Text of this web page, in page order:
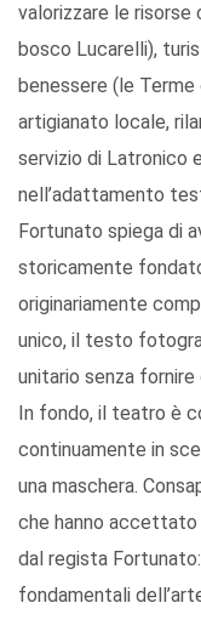
valorizzare le risorse
bosco Lucarelli),
benessere (le
artigianato locale,
servizio di Latronico
nell’adattamento
Fortunato spiega di
storicamente
originariamente
unico, il testo
unitario senza fornire
In fondo, il teatro è
continuamente in
una maschera.
che hanno accettato
dal regista
fondamentali